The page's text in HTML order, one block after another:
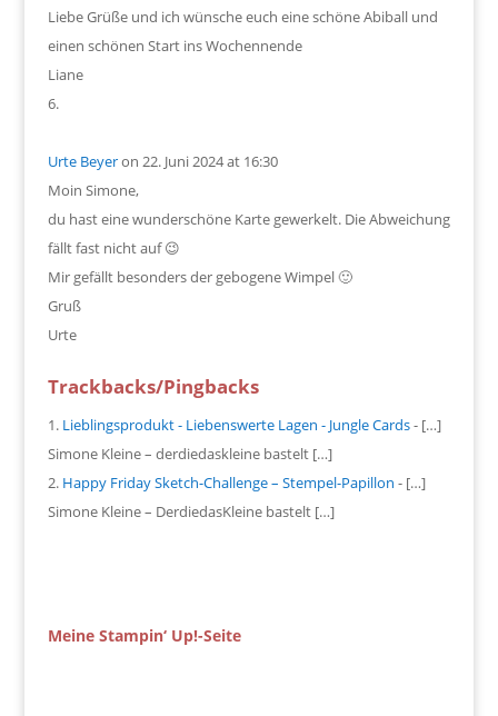
Liebe Grüße und ich wünsche euch eine schöne Abiball und
einen schönen Start ins Wochennende
Liane
Urte Beyeron 22. Juni 2024 at 16:30
Moin Simone,
du hast eine wunderschöne Karte gewerkelt. Die Abweichung
fällt fast nicht auf 😉
Mir gefällt besonders der gebogene Wimpel 🙂
Gruß
Urte
Trackbacks/Pingbacks
Lieblingsprodukt - Liebenswerte Lagen - Jungle Cards- […]
Simone Kleine – derdiedaskleine bastelt […]
Happy Friday Sketch-Challenge – Stempel-Papillon - […]
Simone Kleine – DerdiedasKleine bastelt […]
Meine Stampin‘ Up!-Seite